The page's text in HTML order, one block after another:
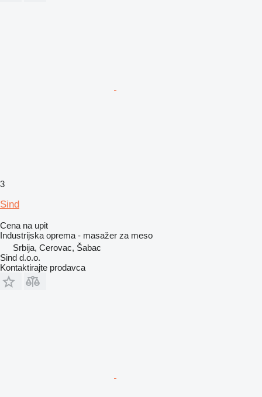
3
Sind
Cena na upit
Industrijska oprema - masažer za meso
Srbija, Cerovac, Šabac
Sind d.o.o.
Kontaktirajte prodavca